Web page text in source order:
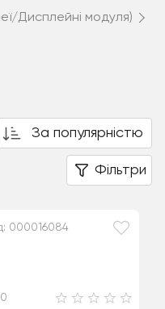
Дисплейні модуля)
За популярністю
Фільтри
000016084
0